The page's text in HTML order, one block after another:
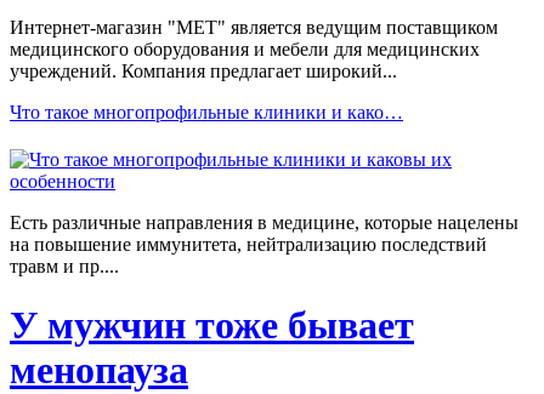
Интернет-магазин "МЕТ" является ведущим поставщиком
медицинского оборудования и мебели для медицинских
учреждений. Компания предлагает широкий...
Что такое многопрофильные клиники и како…
Есть различные направления в медицине, которые нацелены
на повышение иммунитета, нейтрализацию последствий
травм и пр....
У мужчин тоже бывает
менопауза